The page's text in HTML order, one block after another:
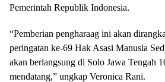
Pemerintah Republik Indonesia.
“Pemberian pengharaag ini akan
peringatan ke-69 Hak Asasi Manusia
akan berlangsung di Solo Jawa Tengah
mendatang,” ungkap Veronica Rani.